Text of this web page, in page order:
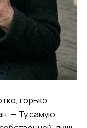
горько
— Ту самую,